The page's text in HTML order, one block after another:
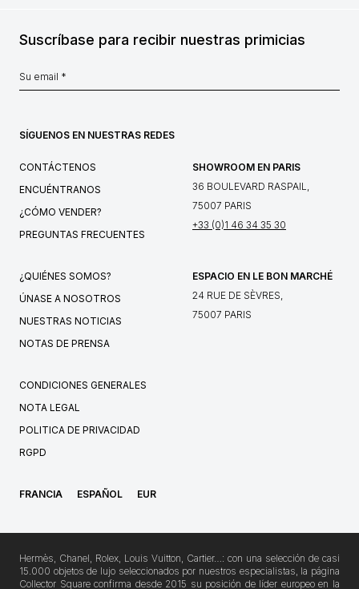
Suscríbase para recibir nuestras primicias
SÍGUENOS EN NUESTRAS REDES
CONTÁCTENOS
ENCUÉNTRANOS
¿CÓMO VENDER?
PREGUNTAS FRECUENTES
SHOWROOM EN PARIS
36 BOULEVARD RASPAIL,
75007 PARIS
+33 (0)1 46 34 35 30
¿QUIÉNES SOMOS?
ÚNASE A NOSOTROS
NUESTRAS NOTICIAS
NOTAS DE PRENSA
ESPACIO EN LE BON MARCHÉ
24 RUE DE SÈVRES,
75007 PARIS
CONDICIONES GENERALES
NOTA LEGAL
POLITICA DE PRIVACIDAD
RGPD
FRANCIA ESPAÑOL EUR
Hermès, Chanel, Rolex, Louis Vuitton, Cartier…: con una selección de casi
15.000 objetos de lujo seleccionados por nuestros especialistas, la página
Collector Square confirma desde 2015 su posición de líder europeo en la